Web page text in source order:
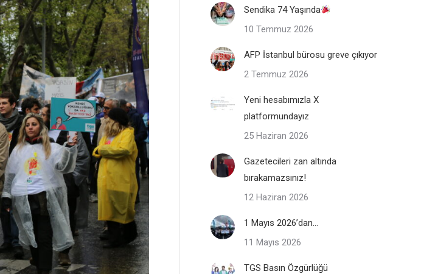
Sendika 74 Yaşında
10 Temmuz 2026
AFP İstanbul bürosu greve çıkıyor
2 Temmuz 2026
Yeni hesabımızla X
platformundayız
25 Haziran 2026
Gazetecileri zan altında
bırakamazsınız!
12 Haziran 2026
1 Mayıs 2026’dan…
11 Mayıs 2026
TGS Basın Özgürlüğü